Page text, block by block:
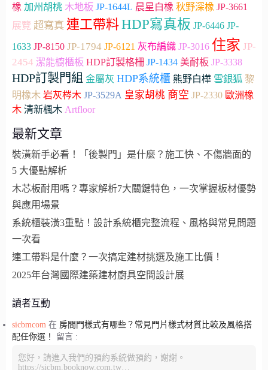
橡 加州胡桃 木地板 JP-1644L 晨星白橡 秋野深橡 JP-3661
展覽 超寫真 連工帶料HDP寫真板 JP-6446 JP-
1633 JP-8150 JP-1794 JP-6121 灰布編織 JP-3016 住家 JP-
2454 潔能櫥櫃板 HDP訂製格柵 JP-1434 美耐板 JP-3338
HDP訂製門組 金屬灰 HDP系統櫃 熊野白樺 雪銀狐 黎
明橡木 岩灰梣木 JP-3529A 皇家胡桃 商空 JP-2330 歐洲橡
木 清新楓木 Artfloor
最新文章
裝潢新手必看！「後製門」是什麼？施工快、不傷牆面的
5 大優點解析
木芯板耐用嗎？專家解析7大關鍵特色，一次掌握板材優勢
與應用場景
系統櫃裝潢3重點！設計系統櫃完整流程、風格與常見問題
一次看
連工帶料是什麼？一次搞定建材挑選及施工比價！
2025年台灣國際建築建材廚具空間設計展
讀者互動
sicbmcom 在 房間門樣式有哪些？常見門片樣式材質比較及風格搭
配任你選！
留言 :
您好，請進入我們的預約系統做預約，謝謝。
https://sicbm.booknow.com.tw…